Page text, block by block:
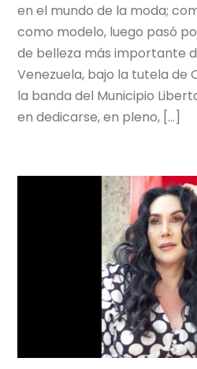
en el mundo de la moda;
como modelo, luego pasó
de belleza más importante
Venezuela, bajo la tutela de
la banda del Municipio
en dedicarse, en pleno, […]